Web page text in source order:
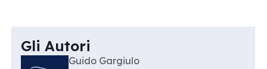
Gli Autori
Guido Gargiulo